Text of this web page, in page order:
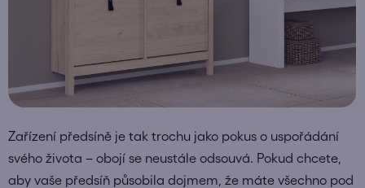
Zařízení předsíně je tak trochu jako pokus o uspořádání
svého života – obojí se neustále odsouvá. Pokud chcete,
aby vaše předsíň působila dojmem, že máte všechno pod